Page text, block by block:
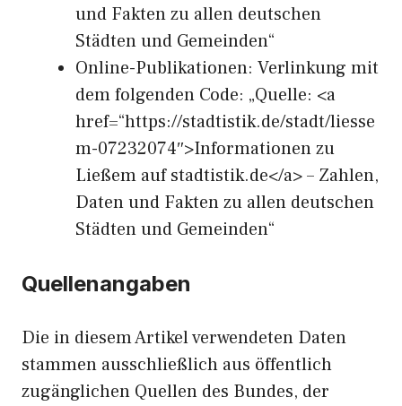
und Fakten zu allen deutschen
Städten und Gemeinden“
Online-Publikationen: Verlinkung mit
dem folgenden Code: „Quelle: <a
href=“https://stadtistik.de/stadt/liesse
m-07232074″>Informationen zu
Ließem auf stadtistik.de</a> – Zahlen,
Daten und Fakten zu allen deutschen
Städten und Gemeinden“
Quellenangaben
Die in diesem Artikel verwendeten Daten
stammen ausschließlich aus öffentlich
zugänglichen Quellen des Bundes, der